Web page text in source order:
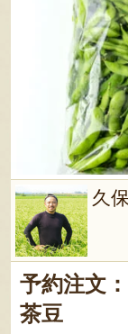
久
予約注文
茶豆